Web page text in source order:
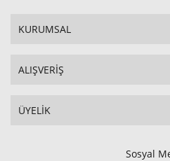
KURUMSAL
ALIŞVERİŞ
ÜYELİK
Sosyal